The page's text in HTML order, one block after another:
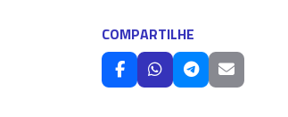
COMPARTILHE